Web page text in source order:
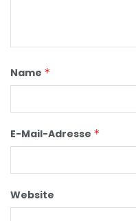
Name *
E-Mail-Adresse *
Website